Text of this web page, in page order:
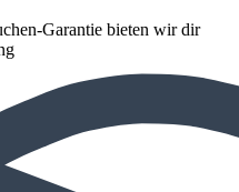
Garantie bieten wir dir